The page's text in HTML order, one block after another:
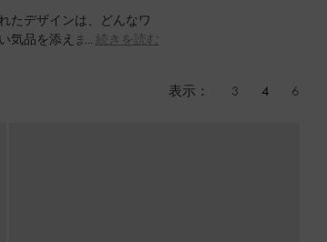
たデザインは、どんなワ
気品を添えます。続きを読む
表示： 3 4 6